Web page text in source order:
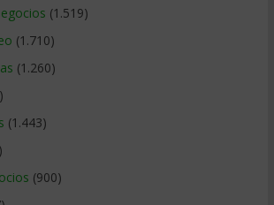
(1.519)
(1.710)
(1.260)
(1.443)
(900)